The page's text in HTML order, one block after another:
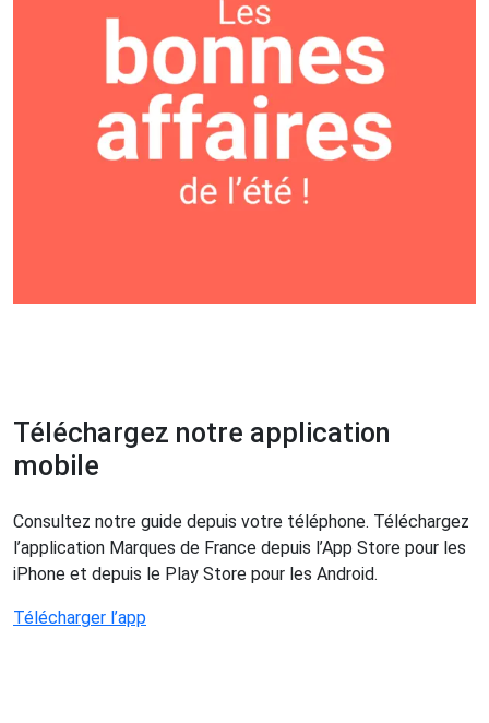
Téléchargez notre application
mobile
Consultez notre guide depuis votre téléphone. Téléchargez
l’application Marques de France depuis l’App Store pour les
iPhone et depuis le Play Store pour les Android.
Télécharger l’app